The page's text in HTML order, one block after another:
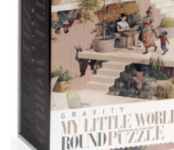
Plastilina
Seturi de desen
Seturi de pictura pentru copii
Tatuaje Copii
Nisip kinetic
Jucarii interactive
Proiector pentru copii
Instrumente muzicale pentru copii